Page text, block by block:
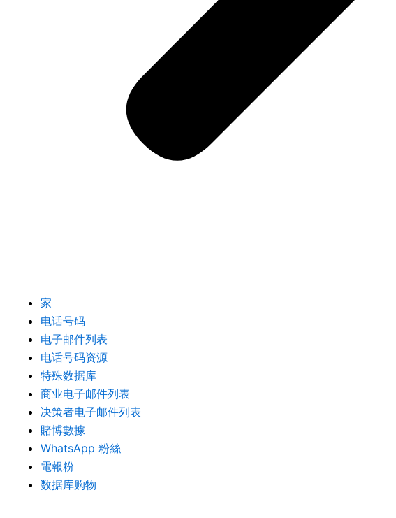
家
电话号码
电子邮件列表
电话号码资源
特殊数据库
商业电子邮件列表
决策者电子邮件列表
賭博數據
WhatsApp 粉絲
電報粉
数据库购物